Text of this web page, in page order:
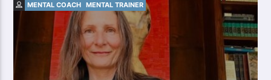
MENTAL COACH MENTAL TRAINER